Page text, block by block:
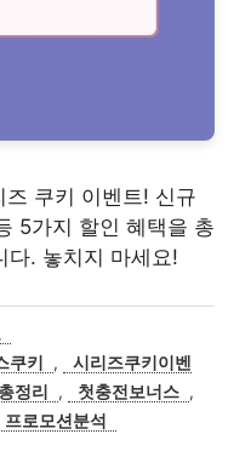
쿠키 이벤트! 신규
5가지 할인 혜택을 총
다. 놓치지 마세요!
쿠키 ,
시리즈쿠키이벤
정리 , 첫충전보너스 ,
프로모션분석